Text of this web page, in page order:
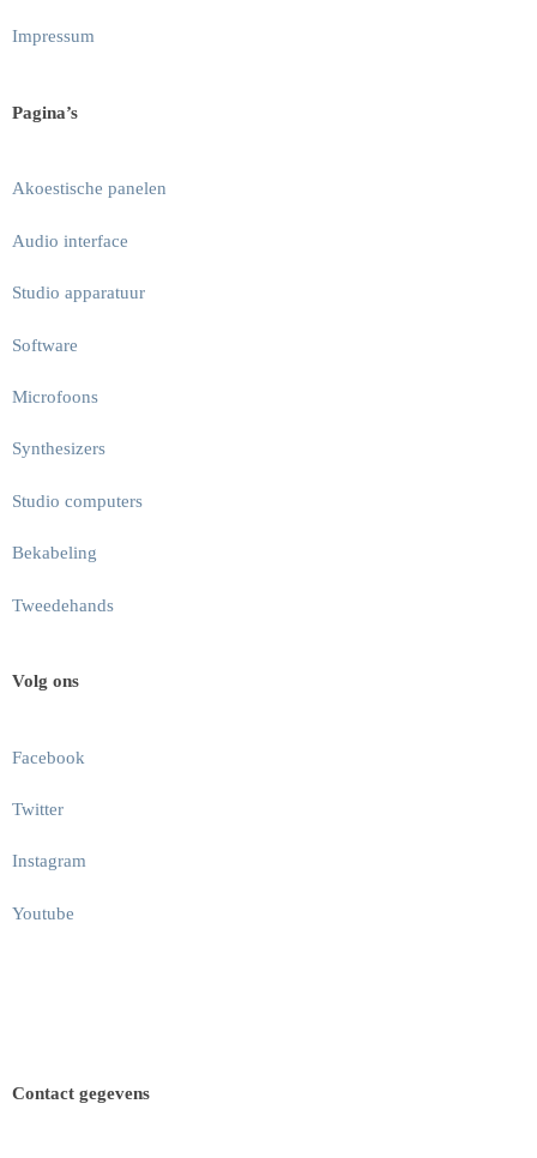
Impressum
Pagina’s
Akoestische panelen
Audio interface
Studio apparatuur
Software
Microfoons
Synthesizers
Studio computers
Bekabeling
Tweedehands
Volg ons
Facebook
Twitter
Instagram
Youtube
Contact gegevens